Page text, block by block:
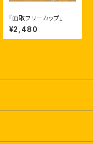
『面取フリーカップ』 ～
読谷山焼・北窯～ 與
那原工房 與那原正
守 作
¥2,480